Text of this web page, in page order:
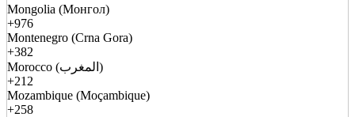
Mongolia (Монгол)
+976
Montenegro (Crna Gora)
+382
Morocco (المغرب)
+212
Mozambique (Moçambique)
+258